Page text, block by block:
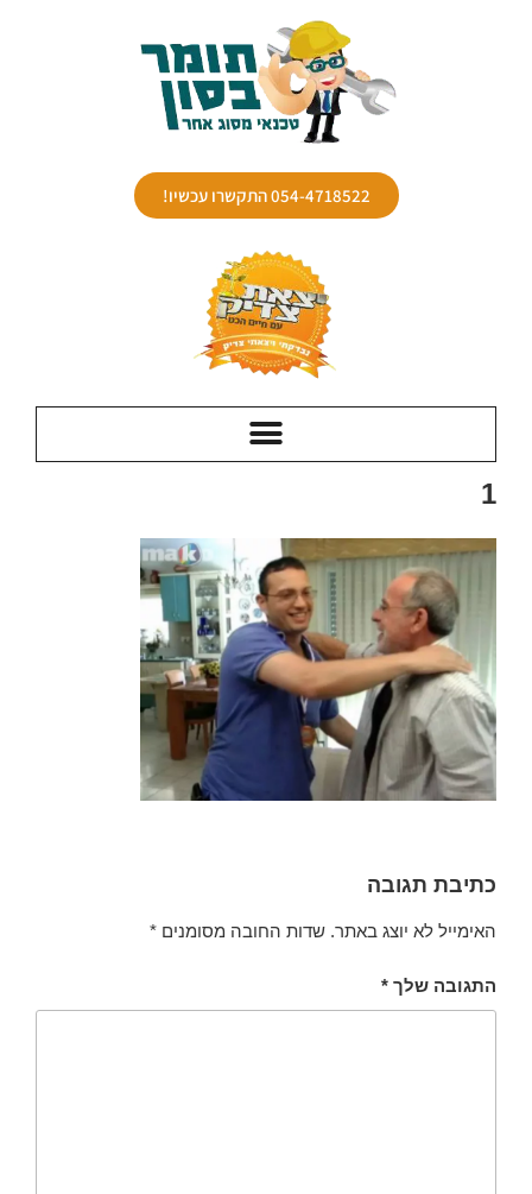
054-4718522 התקשרו עכשיו!
1
כתיבת תגובה
האימייל לא יוצג באתר. שדות החובה מסומנים *
התגובה שלך *